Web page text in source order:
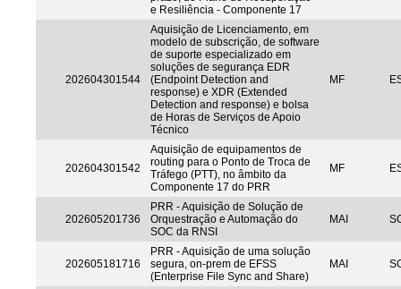
e Resiliência - Componente 17
202604301544
Aquisição de Licenciamento, em
modelo de subscrição, de software
de suporte especializado em
soluções de segurança EDR
(Endpoint Detection and
response) e XDR (Extended
Detection and response) e bolsa
de Horas de Serviços de Apoio
Técnico
MF
202604301542
Aquisição de equipamentos de
routing para o Ponto de Troca de
Tráfego (PTT), no âmbito da
Componente 17 do PRR
MF
202605201736
PRR - Aquisição de Solução de
Orquestração e Automação do
SOC da RNSI
MAI
202605181716
PRR - Aquisição de uma solução
segura, on-prem de EFSS
(Enterprise File Sync and Share)
MAI